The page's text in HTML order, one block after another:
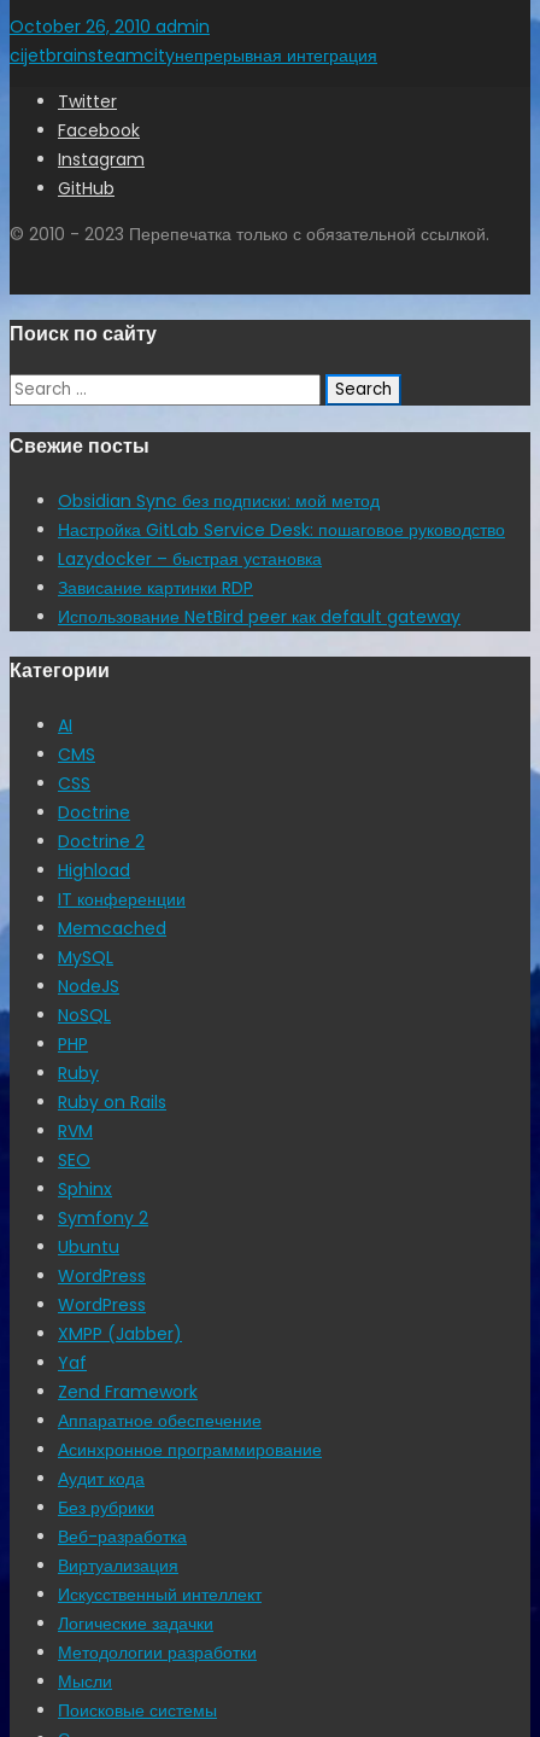
October 26, 2010 admin
cijetbrainsteamcityнепрерывная интеграция
Twitter
Facebook
Instagram
GitHub
© 2010 - 2023 Перепечатка только с обязательной ссылкой.
Поиск по сайту
Search
Свежие посты
Obsidian Sync без подписки: мой метод
Настройка GitLab Service Desk: пошаговое руководство
Lazydocker – быстрая установка
Зависание картинки RDP
Использование NetBird peer как default gateway
Категории
AI
CMS
CSS
Doctrine
Doctrine 2
Highload
IT конференции
Memcached
MySQL
NodeJS
NoSQL
PHP
Ruby
Ruby on Rails
RVM
SEO
Sphinx
Symfony 2
Ubuntu
WordPress
WordPress
XMPP (Jabber)
Yaf
Zend Framework
Аппаратное обеспечение
Асинхронное программирование
Аудит кода
Без рубрики
Веб-разработка
Виртуализация
Искусственный интеллект
Логические задачки
Методологии разработки
Мысли
Поисковые системы